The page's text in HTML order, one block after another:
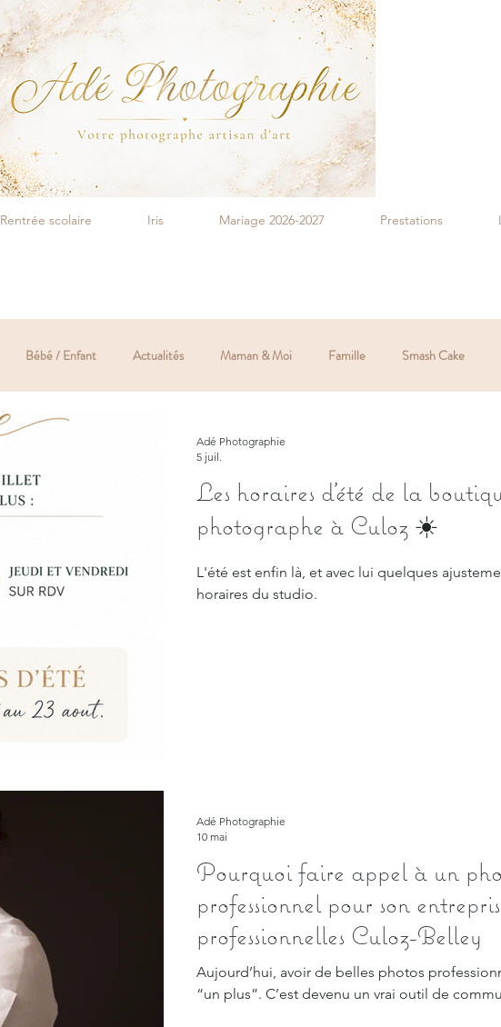
Rentrée scolaire Iris Mariage 2026-2027 Prestations
Bébé / Enfant Actualités Maman & Moi Famille Smash Cake
Les horaires d'été de la
photographe à Culoz ☀️
L'été est enfin là, et avec lui quelques
horaires du studio.
Adé Photographie
5 juil.
Pourquoi faire appel à un
professionnel pour son
professionnelles Culoz-Belley
Aujourd’hui, avoir de belles photos
“un plus”. C’est devenu un vrai outil de
Adé Photographie
10 mai